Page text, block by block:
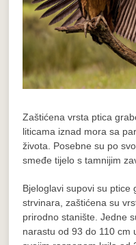
Zaštićena vrsta ptica
liticama iznad mora sa
života. Posebne su po
smeđe tijelo s tamnijim
Bjeloglavi supovi su ptice
strvinara, zaštićena su
prirodno stanište. Jedne
narastu od 93 do 110 cm